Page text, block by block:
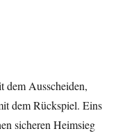
dem Ausscheiden,
dem Rückspiel. Eins
sicheren Heimsieg